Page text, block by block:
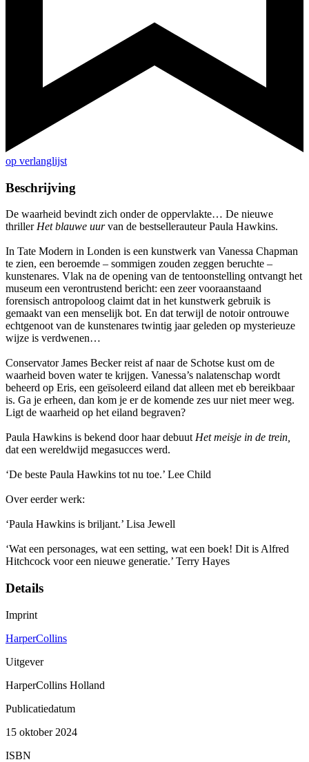
op verlanglijst
Beschrijving
De waarheid bevindt zich onder de oppervlakte… De nieuwe
thrillerHet blauwe uurvan de bestsellerauteur Paula Hawkins.
In Tate Modern in Londen is een kunstwerk van Vanessa Chapman
te zien, een beroemde – sommigen zouden zeggen beruchte –
kunstenares. Vlak na de opening van de tentoonstelling ontvangt het
museum een verontrustend bericht: een zeer vooraanstaand
forensisch antropoloog claimt dat in het kunstwerk gebruik is
gemaakt van een menselijk bot. En dat terwijl de notoir ontrouwe
echtgenoot van de kunstenares twintig jaar geleden op mysterieuze
wijze is verdwenen…
Conservator James Becker reist af naar de Schotse kust om de
waarheid boven water te krijgen. Vanessa’s nalatenschap wordt
beheerd op Eris, een geïsoleerd eiland dat alleen met eb bereikbaar
is. Ga je erheen, dan kom je er de komende zes uur niet meer weg.
Ligt de waarheid op het eiland begraven?
Paula Hawkins is bekend door haar debuutHet meisje in de trein,
dat een wereldwijd megasucces werd.
‘De beste Paula Hawkins tot nu toe.’ Lee Child
Over eerder werk:
‘Paula Hawkins is briljant.’ Lisa Jewell
‘Wat een personages, wat een setting, wat een boek! Dit is Alfred
Hitchcock voor een nieuwe generatie.’ Terry Hayes
Details
Imprint
HarperCollins
Uitgever
HarperCollins Holland
Publicatiedatum
15 oktober 2024
ISBN